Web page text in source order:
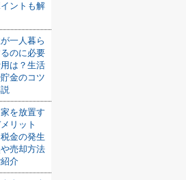
ントも解
一人暮ら
のに必要
は？生活
金のコツ
を放置す
リット
金の発生
売却方法
介